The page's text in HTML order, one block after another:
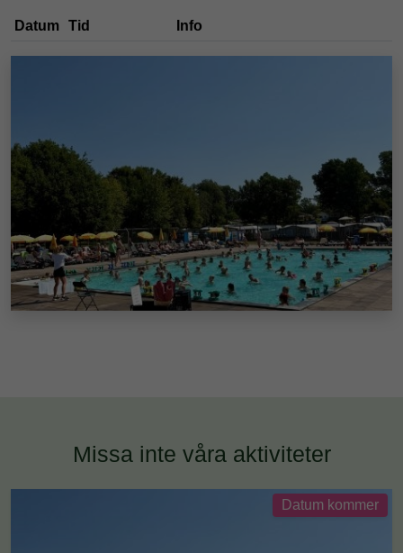
Datum Tid Info
Missa inte våra aktiviteter
Datum kommer